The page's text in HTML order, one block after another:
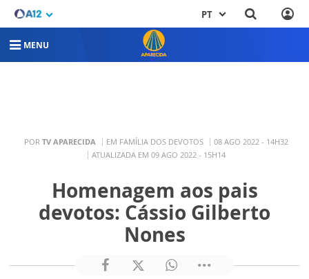
PT
MENU
POR TV APARECIDA EM FAMÍLIA DOS DEVOTOS
08 AGO 2022 - 14H32
ATUALIZADA EM 09 AGO 2022 - 15H14
Homenagem aos pais
devotos: Cássio Gilberto
Nones